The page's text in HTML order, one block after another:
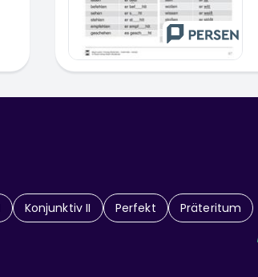
Konjunktiv II Perfekt Präteritum